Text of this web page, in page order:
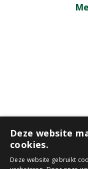
Deze website
cookies.
Deze website gebruikt